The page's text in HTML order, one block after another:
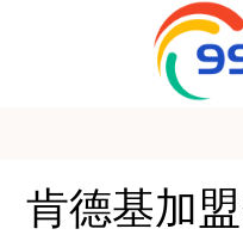
肯德基加